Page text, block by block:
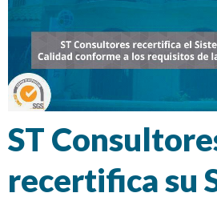
ST
recertifica su